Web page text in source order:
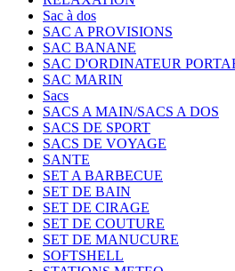
Sac à dos
SAC A PROVISIONS
SAC BANANE
SAC D'ORDINATEUR
SAC MARIN
Sacs
SACS A MAIN/SACS A DOS
SACS DE SPORT
SACS DE VOYAGE
SANTE
SET A BARBECUE
SET DE BAIN
SET DE CIRAGE
SET DE COUTURE
SET DE MANUCURE
SOFTSHELL